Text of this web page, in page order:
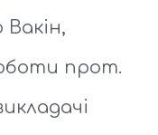
прот.